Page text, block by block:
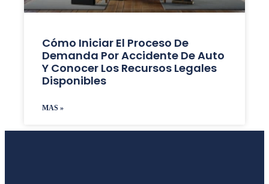
Cómo Iniciar El Proceso De
Demanda Por Accidente De Auto
Y Conocer Los Recursos Legales
Disponibles
MAS »